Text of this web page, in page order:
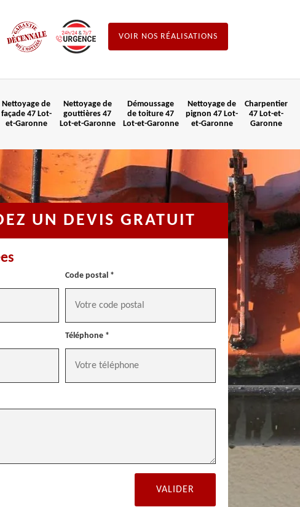
VOIR NOS RÉALISATIONS
Nettoyage de
façade 47 Lot-
et-Garonne
Nettoyage de
gouttières 47
Lot-et-Garonne
Démoussage
de toiture 47
Lot-et-Garonne
Nettoyage de
pignon 47 Lot-
et-Garonne
Charpentier
47 Lot-et-
Garonne
UN DEVIS GRATUIT
Code postal *
Téléphone *